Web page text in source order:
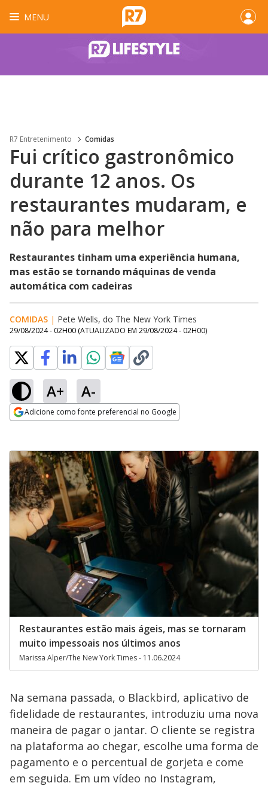
MENU
R7 Entretenimento Comidas
Fui crítico gastronômico
durante 12 anos. Os
restaurantes mudaram, e
não para melhor
Restaurantes tinham uma experiência humana,
mas estão se tornando máquinas de venda
automática com cadeiras
COMIDAS | Pete Wells, do The New York Times
29/08/2024 - 02H00 (ATUALIZADO EM 29/08/2024 - 02H00)
A+ A-
Adicione como fonte preferencial no Google
Restaurantes estão mais ágeis, mas se tornaram
muito impessoais nos últimos anos
Marissa Alper/The New York Times - 11.06.2024
Na semana passada, o Blackbird, aplicativo de
fidelidade de restaurantes, introduziu uma nova
maneira de pagar o jantar. O cliente se registra
na plataforma ao chegar, escolhe uma forma de
pagamento e o percentual de gorjeta e come
em seguida. Em um vídeo no Instagram,